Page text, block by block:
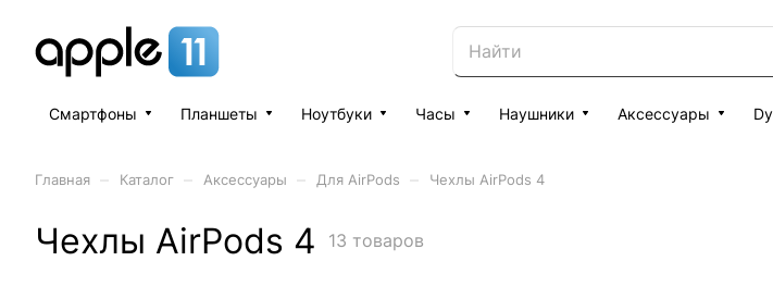
Смартфоны Планшеты Ноутбуки Часы Наушники Аксессуары
Главная Каталог Аксессуары Для AirPods Чехлы AirPods 4
Чехлы AirPods 4 13 товаров